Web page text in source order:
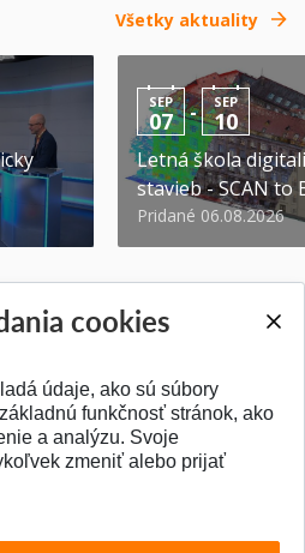
Všetky aktuality
SEP
07 - SEP
10
Letná škola
stavieb - SCAN to
Pridané 06.08.2026
NA VRCH
cookies
údaje, ako sú súbory
funkčnosť stránok, ako
a analýzu. Svoje
zmeniť alebo prijať